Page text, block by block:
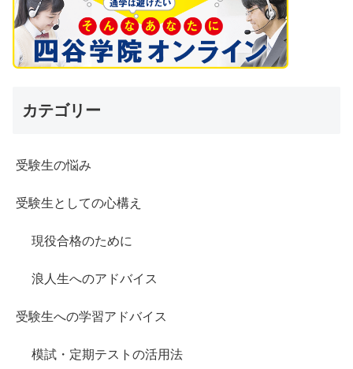
カテゴリー
受験生の悩み
受験生としての心構え
現役合格のために
浪人生へのアドバイス
受験生への学習アドバイス
模試・定期テストの活用法